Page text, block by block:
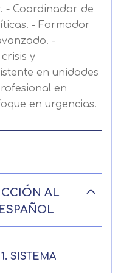
- Coordinador de
- Formador
-
y
en unidades
en
en urgencias.
AL
SISTEMA